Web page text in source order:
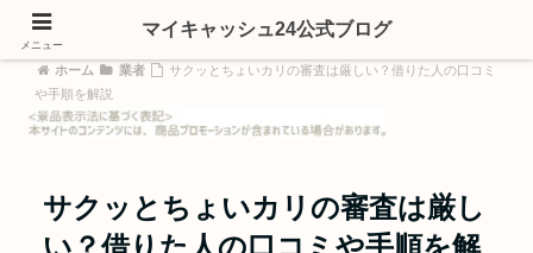
ホーム 業者
サクッとちょいカリの審査は厳しい？借りた人の口コミ
や手順を解説
サクッとちょいカリの審査は厳し
い？借りた人の口コミや手順を解
メニュー
マイキャッシュ24公式ブログ